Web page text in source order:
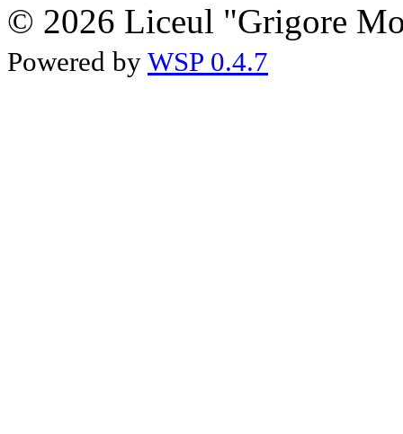
© 2026 Liceul "Grigore
Powered by WSP 0.4.7